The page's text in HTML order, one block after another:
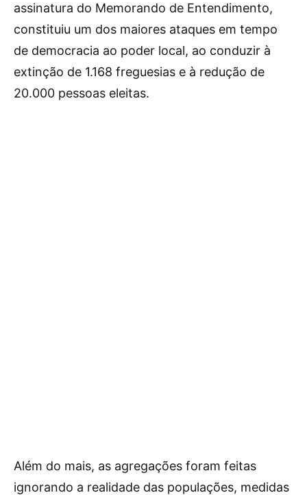
assinatura do Memorando de Entendimento,
constituiu um dos maiores ataques em tempo
de democracia ao poder local, ao conduzir à
extinção de 1.168 freguesias e à redução de
20.000 pessoas eleitas.
Além do mais, as agregações foram feitas
ignorando a realidade das populações, medidas